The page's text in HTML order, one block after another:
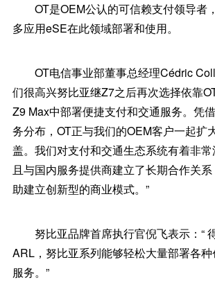
OT是OEM公认的可信赖支付领导者
多应用eSE在此领域部署和使用。
OT电信事业部董事总经理Cédric
们很高兴努比亚继Z7之后再次选择依靠
Z9 Max中部署便捷支付和交通服务。凭
务分布，OT正与我们的OEM客户一起扩
盖。我们对支付和交通生态系统有着非
且与国内服务提供商建立了长期合作关
助建立创新型的商业模式。”
努比亚品牌首席执行官倪飞表示：“
ARL，努比亚系列能够轻松大量部署各
服务。”